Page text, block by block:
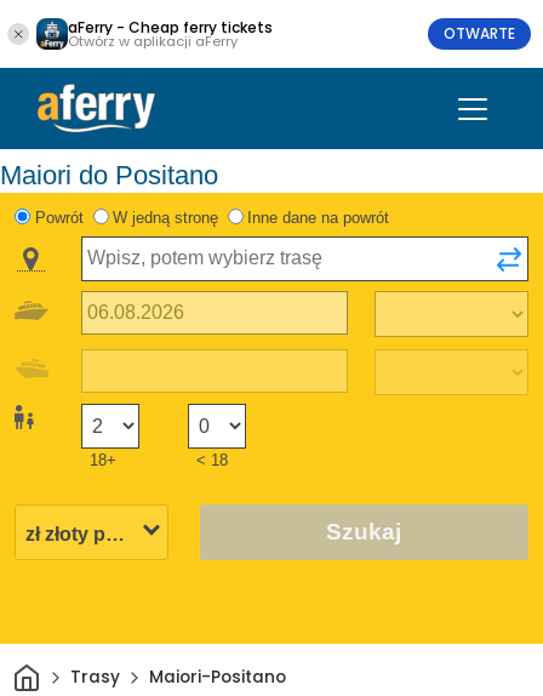
aFerry - Cheap ferry tickets
Otwórz w aplikacji aFerry OTWARTE
Maiori do Positano
Powrót W jedną stronę Inne dane na powrót
18+ < 18
Szukaj
DomTrasy Maiori-Positano